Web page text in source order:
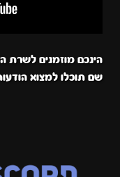
הינכם מוזמנים לשרת
שם תוכלו למצוא